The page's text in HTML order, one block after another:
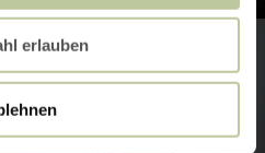
erlauben